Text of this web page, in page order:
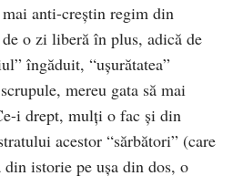
anti-creştin regim din
o zi liberă în plus, adică de
îngăduit, “uşurătatea”
mereu gata să mai
i drept, mulţi o fac şi din
acestor “sărbători” (care
din istorie pe uşa din dos, o